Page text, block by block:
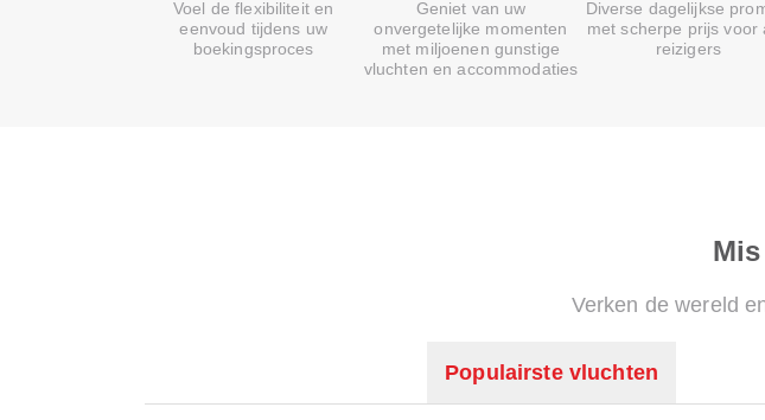
Voel de flexibiliteit en
eenvoud tijdens uw
boekingsproces
Geniet van uw
onvergetelijke momenten
met miljoenen gunstige
vluchten en accommodaties
Diverse dagelijkse
met scherpe prijs voor
reizigers
Verken de wereld
Populairste vluchten